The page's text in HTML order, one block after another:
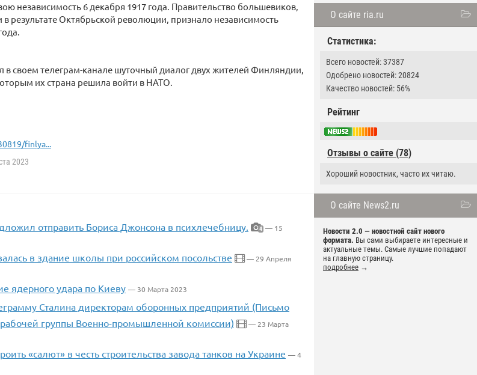
О сайте ria.ru
Статистика:
Всего новостей: 37387
Одобрено новостей: 20824
Качество новостей: 56%
Рейтинг
Отзывы о сайте (78)
Хороший новостник, часто их читаю.
О сайте News2.ru
Новости 2.0 — новостной сайт нового
формата. Вы сами выбираете интересные и
актуальные темы. Самые лучшие попадают
на главную страницу.
подробнее →
независимость 6 декабря 1917 года. Правительство большевиков,
результате Октябрьской революции, признало независимость
в своем телеграм-канале шуточный диалог двух жителей Финляндии,
их страна решила войти в НАТО.
finlya...
2023
отправить Бориса Джонсона в психлечебницу. 4 — 15
в здание школы при российском посольстве
— 29 Апреля
ядерного удара по Киеву — 30 Марта 2023
Сталина директорам оборонных предприятий (Письмо
группы Военно-промышленной комиссии)
— 23 Марта
«салют» в честь строительства завода танков на Украине — 4